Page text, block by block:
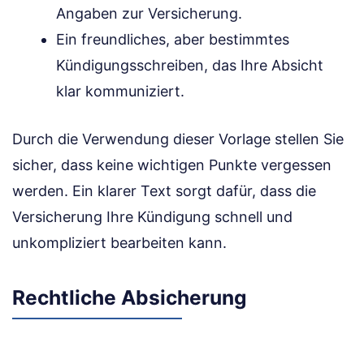
Angaben zur Versicherung.
Ein freundliches, aber bestimmtes
Kündigungsschreiben, das Ihre Absicht
klar kommuniziert.
Durch die Verwendung dieser Vorlage stellen Sie
sicher, dass keine wichtigen Punkte vergessen
werden. Ein klarer Text sorgt dafür, dass die
Versicherung Ihre Kündigung schnell und
unkompliziert bearbeiten kann.
Rechtliche Absicherung